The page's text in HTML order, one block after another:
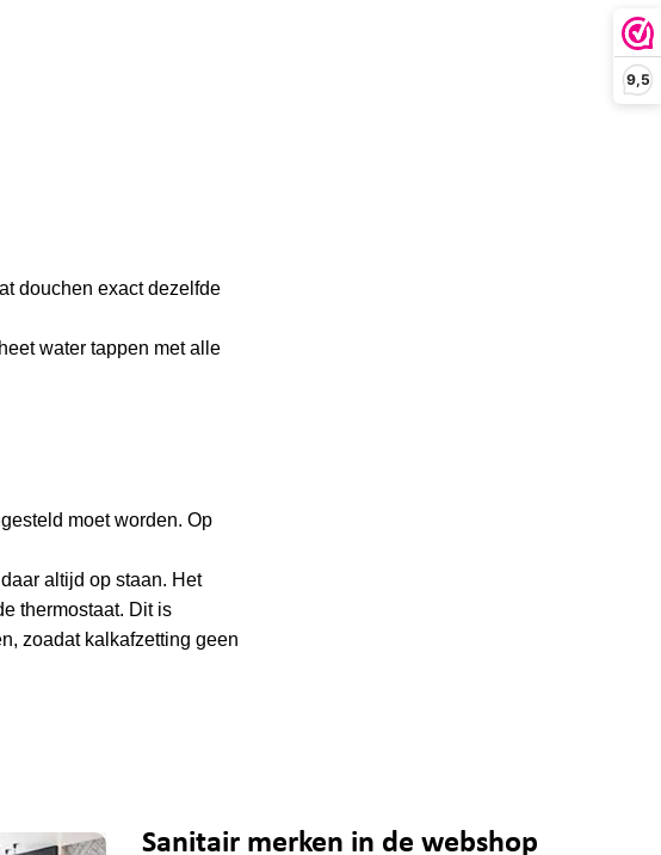
9,5
douchen exact dezelfde
water tappen met alle
moet worden. Op
altijd op staan. Het
thermostaat. Dit is
zoadat kalkafzetting geen
Sanitair merken in de webshop